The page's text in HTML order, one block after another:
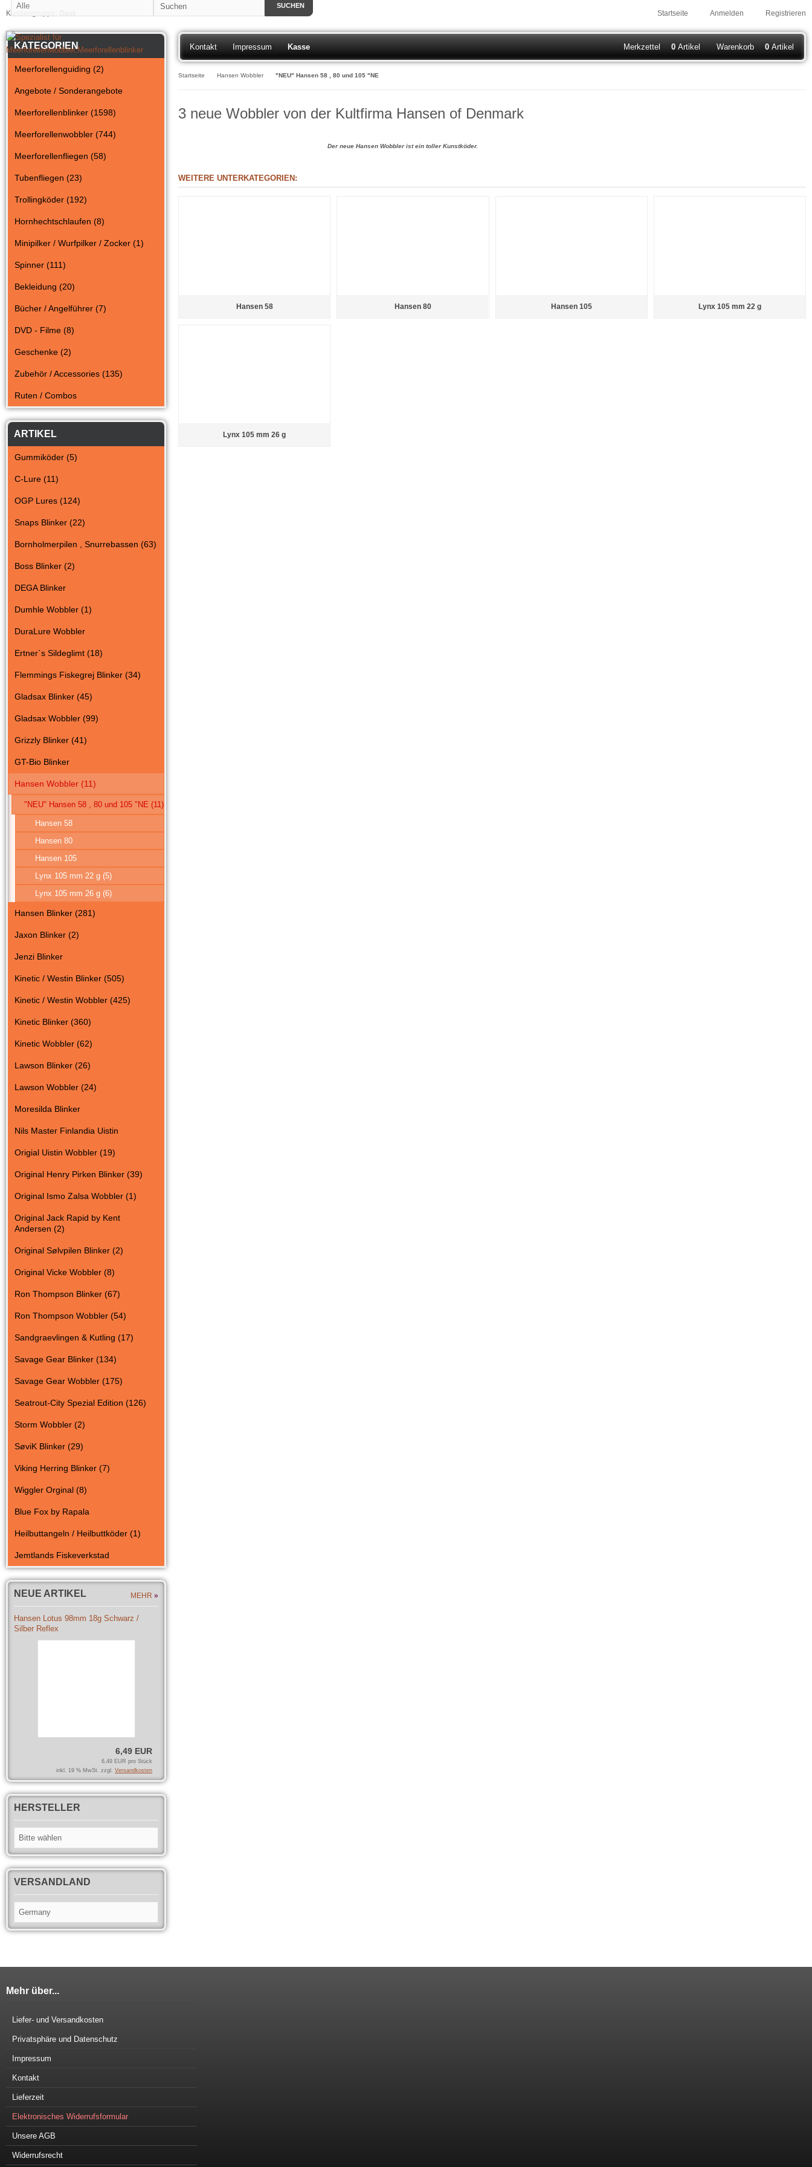
Kundengruppe: Registrieren
Anmelden
Startseite
SUCHEN
Kontakt Impressum Kasse Warenkorb 0 Artikel
Merkzettel 0 Artikel
Startseite Hansen Wobbler "NEU" Hansen 58 , 80 und 105 "NE
3 neue Wobbler von der Kultfirma Hansen of Denmark
Der neue Hansen Wobbler ist ein toller Kunstköder.
WEITERE UNTERKATEGORIEN:
Hansen 58 Hansen 80 Hansen 105 Lynx 105 mm 22 g
Lynx 105 mm 26 g
KATEGORIEN
Meerforellenguiding (2)
Angebote / Sonderangebote
Meerforellenblinker (1598)
Meerforellenwobbler (744)
Meerforellenfliegen (58)
Tubenfliegen (23)
Trollingköder (192)
Hornhechtschlaufen (8)
Minipilker / Wurfpilker / Zocker (1)
Spinner (111)
Bekleidung (20)
Bücher / Angelführer (7)
DVD - Filme (8)
Geschenke (2)
Zubehör / Accessories (135)
Ruten / Combos
ARTIKEL
Gummiköder (5)
C-Lure (11)
OGP Lures (124)
Snaps Blinker (22)
Bornholmerpilen , Snurrebassen (63)
Boss Blinker (2)
DEGA Blinker
Dumhle Wobbler (1)
DuraLure Wobbler
Ertner`s Sildeglimt (18)
Flemmings Fiskegrej Blinker (34)
Gladsax Blinker (45)
Gladsax Wobbler (99)
Grizzly Blinker (41)
GT-Bio Blinker
Hansen Wobbler (11)
"NEU" Hansen 58 , 80 und 105 "NE (11)
Hansen 58
Hansen 80
Hansen 105
Lynx 105 mm 22 g (5)
Lynx 105 mm 26 g (6)
Hansen Blinker (281)
Jaxon Blinker (2)
Jenzi Blinker
Kinetic / Westin Blinker (505)
Kinetic / Westin Wobbler (425)
Kinetic Blinker (360)
Kinetic Wobbler (62)
Lawson Blinker (26)
Lawson Wobbler (24)
Moresilda Blinker
Nils Master Finlandia Uistin
Origial Uistin Wobbler (19)
Original Henry Pirken Blinker (39)
Original Ismo Zalsa Wobbler (1)
Original Jack Rapid by Kent
Andersen (2)
Original Sølvpilen Blinker (2)
Original Vicke Wobbler (8)
Ron Thompson Blinker (67)
Ron Thompson Wobbler (54)
Sandgraevlingen & Kutling (17)
Savage Gear Blinker (134)
Savage Gear Wobbler (175)
Seatrout-City Spezial Edition (126)
Storm Wobbler (2)
SøviK Blinker (29)
Viking Herring Blinker (7)
Wiggler Orginal (8)
Blue Fox by Rapala
Heilbuttangeln / Heilbuttköder (1)
Jemtlands Fiskeverkstad
NEUE ARTIKEL MEHR »
Hansen Lotus 98mm 18g Schwarz /
Silber Reflex
6,49 EUR
6,49 EUR pro Stück
inkl. 19 % MwSt. zzgl. Versandkosten
HERSTELLER
VERSANDLAND
Mehr über...
Liefer- und Versandkosten
Privatsphäre und Datenschutz
Impressum
Kontakt
Lieferzeit
Elektronisches Widerrufsformular
Unsere AGB
Widerrufsrecht